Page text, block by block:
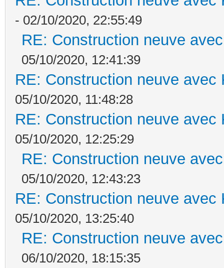
- 02/10/2020, 22:55:49
RE: Construction neuve
05/10/2020, 12:41:39
RE: Construction neuve avec
05/10/2020, 11:48:28
RE: Construction neuve avec
05/10/2020, 12:25:29
RE: Construction neuve
05/10/2020, 12:43:23
RE: Construction neuve avec
05/10/2020, 13:25:40
RE: Construction neuve
06/10/2020, 18:15:35